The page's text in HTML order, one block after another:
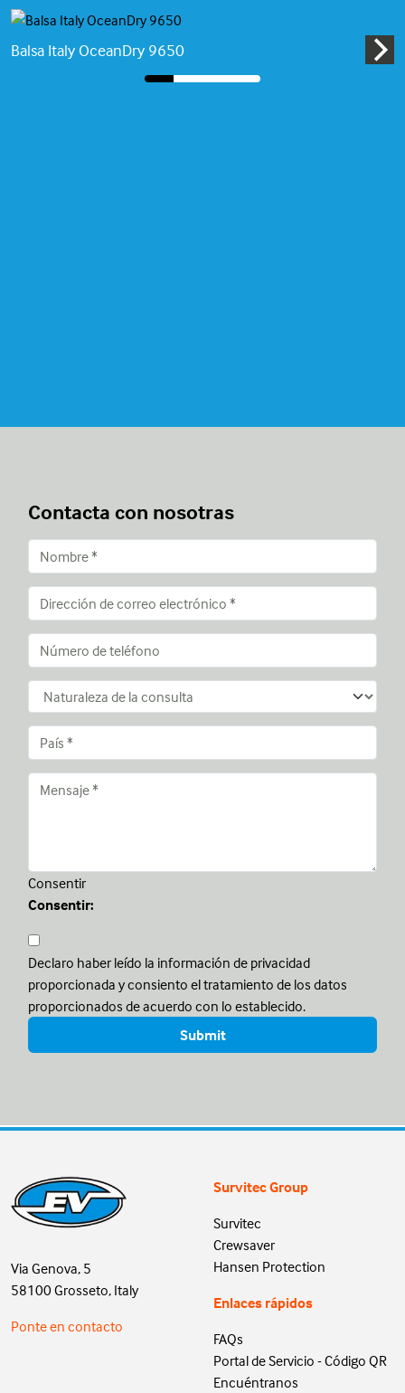
Balsa Italy OceanDry 9650
Contacta con nosotras
Consentir
Consentir:
Declaro haber leído la información de privacidad
proporcionada y consiento el tratamiento de los datos
proporcionados de acuerdo con lo establecido.
Via Genova, 5
58100 Grosseto, Italy
Ponte en contacto
Survitec Group
Survitec
Crewsaver
Hansen Protection
Enlaces rápidos
FAQs
Portal de Servicio - Código QR
Encuéntranos